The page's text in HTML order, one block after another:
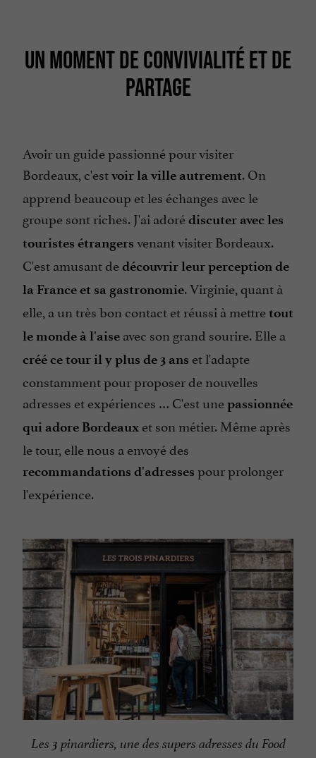
UN MOMENT DE CONVIVIALITÉ ET DE
PARTAGE
Avoir un guide passionné pour visiter
Bordeaux, c'estvoir la ville autrement. On
apprend beaucoup et les échanges avec le
groupe sont riches. J'ai adorédiscuter avec les
touristes étrangers venant visiter Bordeaux.
C'est amusant dedécouvrir leur perception de
la France et sa gastronomie. Virginie, quant à
elle, a un très bon contact et réussi à mettretout
le monde à l'aise avec son grand sourire. Elle a
créé ce tour il y plus de 3 ans et l'adapte
constamment pour proposer de nouvelles
adresses et expériences … C'est unepassionnée
qui adore Bordeaux et son métier. Même après
le tour, elle nous a envoyé des
recommandations d'adresses pour prolonger
l'expérience.
Les 3 pinardiers, une des supers adresses du Food